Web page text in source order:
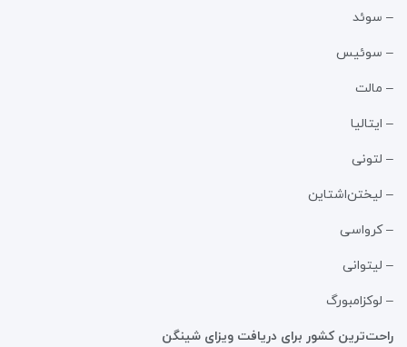
– سوئد
– سوئیس
– مالت
– ایتالیا
– لتونی
– لیختن‌اشتاین
– کرواسی
– لیتوانی
– لوکزامبورگ
راحت‌ترین کشور برای دریافت ویزای شینگن